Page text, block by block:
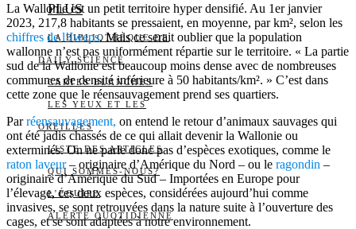
PLUS
LA BIBLIOTHÈQUE DE
DAILY SCIENCE
CARTES BLANCHES
LES YEUX ET LES
OREILLES
LISTE DES ARTICLES
QUI SOMMES-NOUS?
L’ÉQUIPE
ALERTE QUOTIDIENNE
La Wallonie est un petit territoire hyper densifié. Au 1er janvier
2023, 217,8 habitants se pressaient, en moyenne, par km², selon les
chiffres de l’Iweps. Mais ce serait oublier que la population
wallonne n’est pas uniformément répartie sur le territoire. « La partie
sud de la Wallonie est beaucoup moins dense avec de nombreuses
communes de densité inférieure à 50 habitants/km². » C’est dans
cette zone que le réensauvagement prend ses quartiers.
Parréensauvagement, on entend le retour d’animaux sauvages qui
ont été jadis chassés de ce qui allait devenir la Wallonie ou
exterminés. On ne parle donc pas d’espèces exotiques, comme le
raton laveur– originaire d’Amérique du Nord – ou le ragondin –
originaire d’Amérique du Sud – Importées en Europe pour
l’élevage, ces deux espèces, considérées aujourd’hui comme
invasives, se sont retrouvées dans la nature suite à l’ouverture des
cages, et se sont adaptées à notre environnement.